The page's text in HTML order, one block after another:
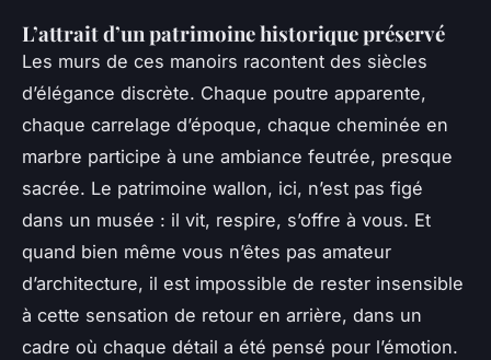
L’attrait d’un patrimoine historique préservé
Les murs de ces manoirs racontent des siècles
d’élégance discrète. Chaque poutre apparente,
chaque carrelage d’époque, chaque cheminée en
marbre participe à une ambiance feutrée, presque
sacrée. Le patrimoine wallon, ici, n’est pas figé
dans un musée : il vit, respire, s’offre à vous. Et
quand bien même vous n’êtes pas amateur
d’architecture, il est impossible de rester insensible
à cette sensation de retour en arrière, dans un
cadre où chaque détail a été pensé pour l’émotion.